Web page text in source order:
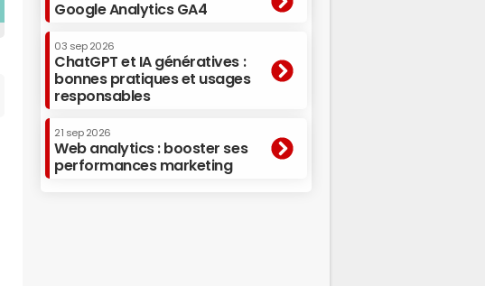
Google Analytics GA4
03 sep 2026
ChatGPT et IA génératives :
bonnes pratiques et usages
responsables
21 sep 2026
Web analytics : booster ses
performances marketing